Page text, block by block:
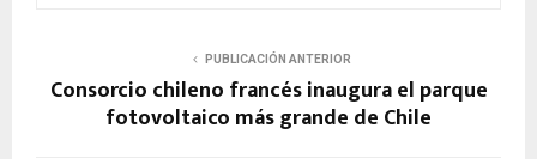
PUBLICACIÓN ANTERIOR
Consorcio chileno francés inaugura el parque
fotovoltaico más grande de Chile